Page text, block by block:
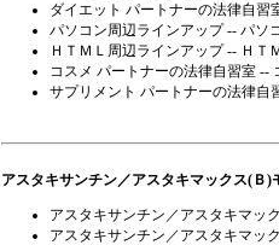
ダイエット パートナーの法律自習
パソコン周辺ラインアップ-- パソ
ＨＴＭＬ周辺ラインアップ-- ＨＴ
コスメ パートナーの法律自習室 --
サプリメント パートナーの法律自
アスタキサンチン／アスタキマックス(Ｂ
アスタキサンチン／アスタキマッ
アスタキサンチン／アスタキマッ